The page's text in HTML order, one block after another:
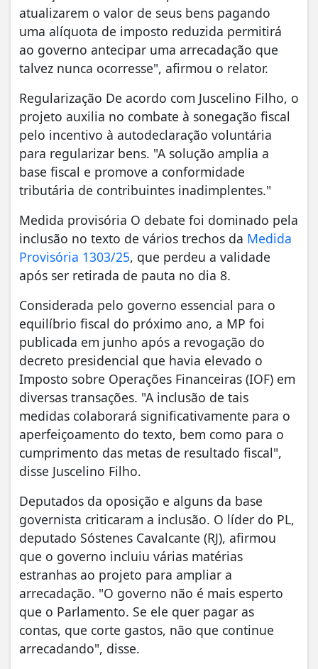
atualizarem o valor de seus bens pagando
uma alíquota de imposto reduzida permitirá
ao governo antecipar uma arrecadação que
talvez nunca ocorresse", afirmou o relator.
Regularização De acordo com Juscelino Filho, o
projeto auxilia no combate à sonegação fiscal
pelo incentivo à autodeclaração voluntária
para regularizar bens. "A solução amplia a
base fiscal e promove a conformidade
tributária de contribuintes inadimplentes."
Medida provisória O debate foi dominado pela
inclusão no texto de vários trechos da Medida
Provisória 1303/25, que perdeu a validade
após ser retirada de pauta no dia 8.
Considerada pelo governo essencial para o
equilíbrio fiscal do próximo ano, a MP foi
publicada em junho após a revogação do
decreto presidencial que havia elevado o
Imposto sobre Operações Financeiras (IOF) em
diversas transações. "A inclusão de tais
medidas colaborará significativamente para o
aperfeiçoamento do texto, bem como para o
cumprimento das metas de resultado fiscal",
disse Juscelino Filho.
Deputados da oposição e alguns da base
governista criticaram a inclusão. O líder do PL,
deputado Sóstenes Cavalcante (RJ), afirmou
que o governo incluiu várias matérias
estranhas ao projeto para ampliar a
arrecadação. "O governo não é mais esperto
que o Parlamento. Se ele quer pagar as
contas, que corte gastos, não que continue
arrecadando", disse.